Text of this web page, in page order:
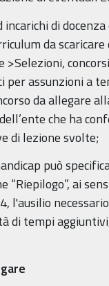
di
da
per assunzioni a
da allegare
che ha
di lezione svolte;
può
“Riepilogo”, ai
l'ausilio
di tempi